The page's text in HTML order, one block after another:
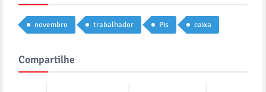
novembro trabalhador Pis caixa
Compartilhe